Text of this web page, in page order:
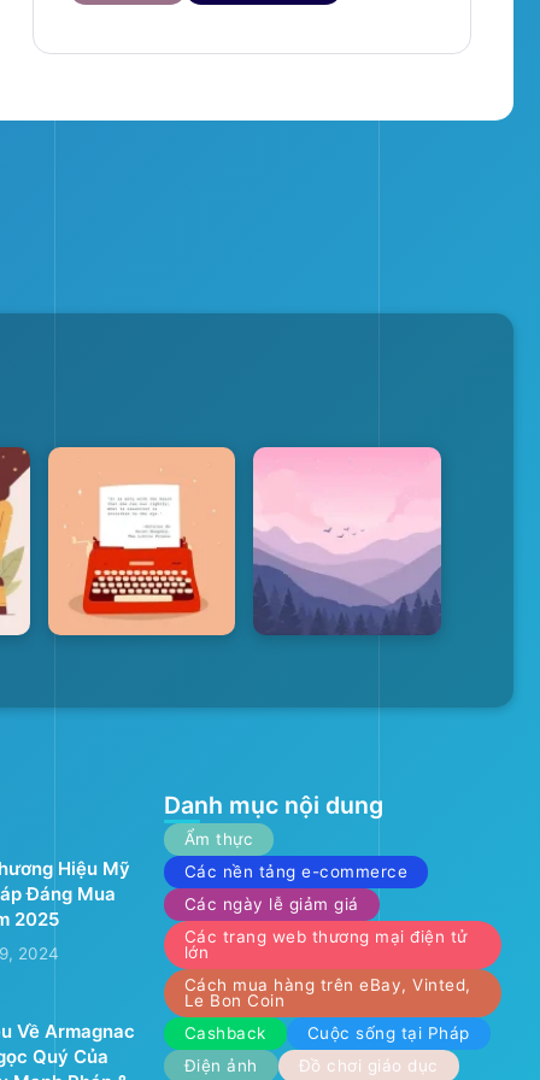
Hiệu Mỹ
Đáng Mua
2025
2024
Về Armagnac
Quý Của
Danh mục nội dung
Ẩm thực
Các nền tảng e-commerce
Các ngày lễ giảm giá
Các trang web thương mại điện tử
lớn
Cách mua hàng trên eBay, Vinted,
Le Bon Coin
Cashback
Cuộc sống tại Pháp
Điện ảnh
Đồ chơi giáo dục